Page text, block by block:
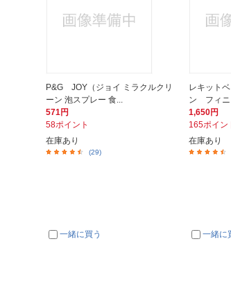
P&G JOY（ジョイ ミラクルクリ
ーン 泡スプレー 食...
571円
58ポイント
在庫あり
(29)
一緒に買う
レキット
ン フィニ
1,650円
165ポイン
在庫あり
一緒に